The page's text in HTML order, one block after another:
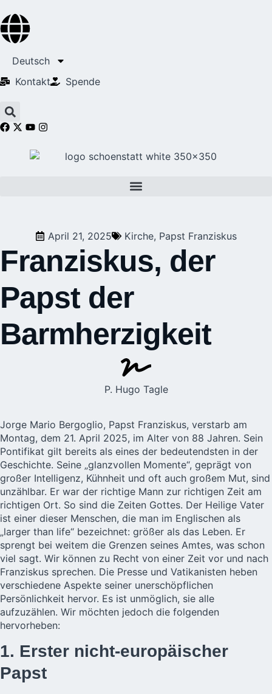
Deutsch
Kontakt
Spende
April 21, 2025 Kirche, Papst Franziskus
Franziskus, der
Papst der
Barmherzigkeit
P. Hugo Tagle
Jorge Mario Bergoglio, Papst Franziskus, verstarb am
Montag, dem 21. April 2025, im Alter von 88 Jahren. Sein
Pontifikat gilt bereits als eines der bedeutendsten in der
Geschichte. Seine „glanzvollen Momente“, geprägt von
großer Intelligenz, Kühnheit und oft auch großem Mut, sind
unzählbar. Er war der richtige Mann zur richtigen Zeit am
richtigen Ort. So sind die Zeiten Gottes. Der Heilige Vater
ist einer dieser Menschen, die man im Englischen als
„larger than life“ bezeichnet: größer als das Leben. Er
sprengt bei weitem die Grenzen seines Amtes, was schon
viel sagt. Wir können zu Recht von einer Zeit vor und nach
Franziskus sprechen. Die Presse und Vatikanisten heben
verschiedene Aspekte seiner unerschöpflichen
Persönlichkeit hervor. Es ist unmöglich, sie alle
aufzuzählen. Wir möchten jedoch die folgenden
hervorheben:
1. Erster nicht-europäischer
Papst